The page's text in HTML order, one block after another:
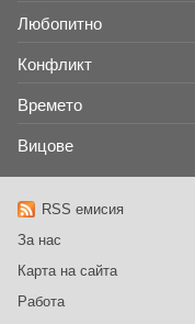
Любопитно
Конфликт
Времето
Вицове
RSS емисия
За нас
Карта на сайта
Работа